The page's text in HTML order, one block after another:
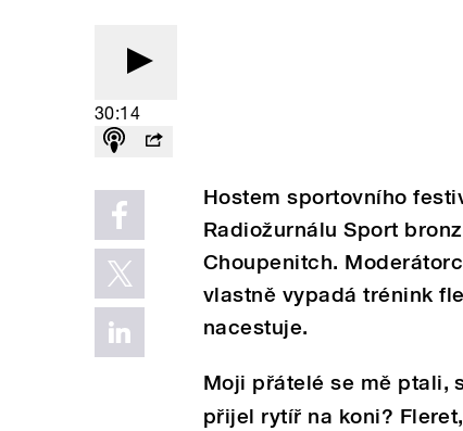
30:14
Hostem sportovního
Radiožurnálu Sport
Choupenitch.
vlastně vypadá trénink
nacestuje.
Moji přátelé se mě ptali,
přijel rytíř na koni?